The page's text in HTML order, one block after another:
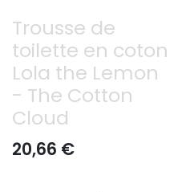
Trousse de
toilette en coton
Lola the Lemon
- The Cotton
Cloud
20,66 €